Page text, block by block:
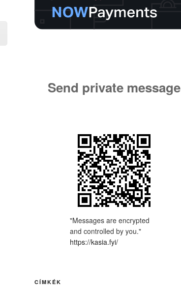
Send private message
"Messages are encrypted
and controlled by you."
https://kasia.fyi/
CÍMKÉK